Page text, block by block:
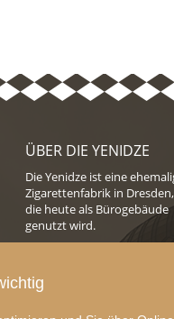
ÜBER DIE YENIDZE
Die Yenidze ist eine
Zigarettenfabrik in Dresden,
die heute als Bürogebäude
genutzt wird.
der EB
Immobilienmanagement